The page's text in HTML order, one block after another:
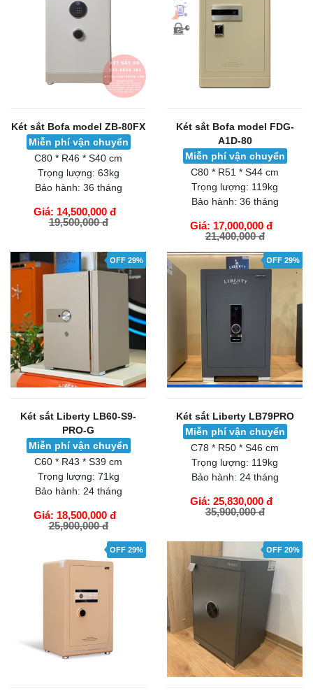
Két sắt Bofa model ZB-80FX
Miễn phí vận chuyển
C80 * R46 * S40 cm
Trọng lượng: 63kg
Bảo hành: 36 tháng
Giá: 14,500,000 đ
19,500,000 đ
Két sắt Bofa model FDG-
A1D-80
Miễn phí vận chuyển
C80 * R51 * S44 cm
Trọng lượng: 119kg
Bảo hành: 36 tháng
Giá: 17,000,000 đ
21,400,000 đ
GIỎ HÀNG
OFF 29%
Két sắt Liberty LB60-S9-
PRO-G
Miễn phí vận chuyển
C60 * R43 * S39 cm
Trọng lượng: 71kg
Bảo hành: 24 tháng
Giá: 18,500,000 đ
25,900,000 đ
GIỎ HÀNG
OFF 29%
Két sắt Liberty LB79PRO
Miễn phí vận chuyển
C78 * R50 * S46 cm
Trọng lượng: 119kg
Bảo hành: 24 tháng
Giá: 25,830,000 đ
35,900,000 đ
OFF 29% OFF 20%